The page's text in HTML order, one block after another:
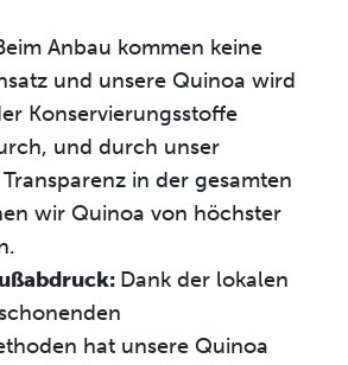
Anbau kommen keine
und unsere Quinoa wird
Konservierungsstoffe
und durch unser
in der gesamten
wir Quinoa von höchster
Dank der lokalen
hat unsere Quinoa